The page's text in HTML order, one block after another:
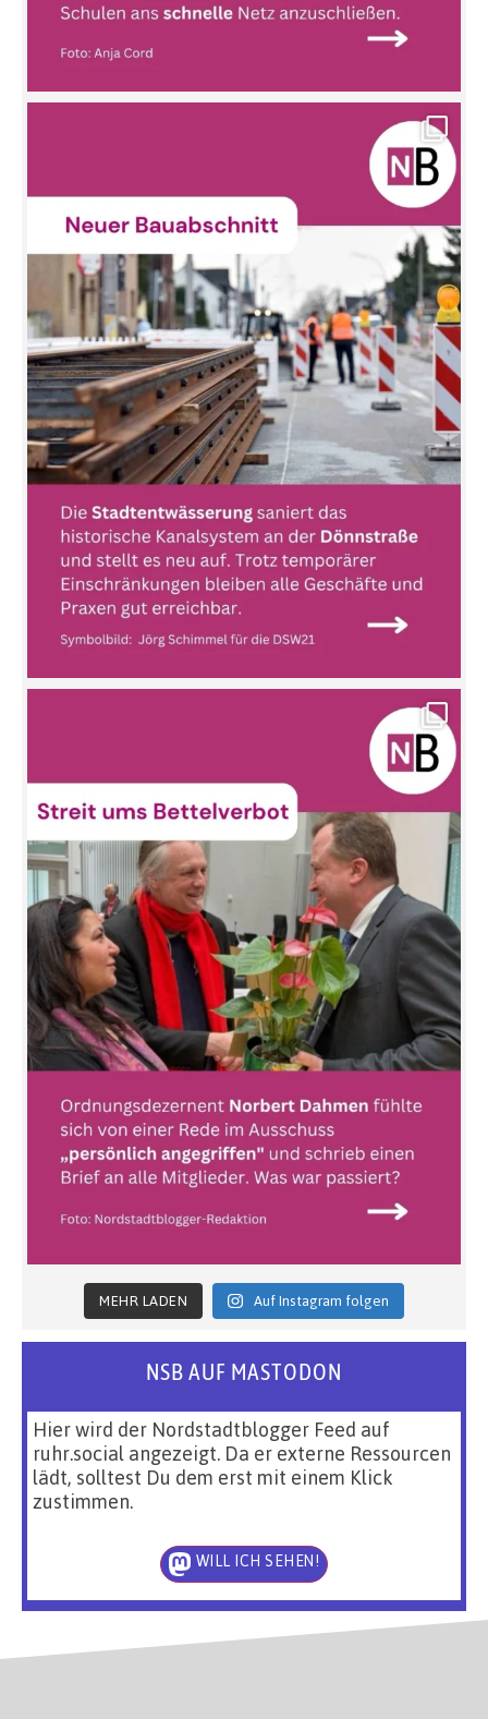
MEHR LADEN Auf Instagram folgen
NSB AUF MASTODON
Hier wird der Nordstadtblogger Feed auf
ruhr.social angezeigt. Da er externe Ressourcen
lädt, solltest Du dem erst mit einem Klick
zustimmen.
WILL ICH SEHEN!